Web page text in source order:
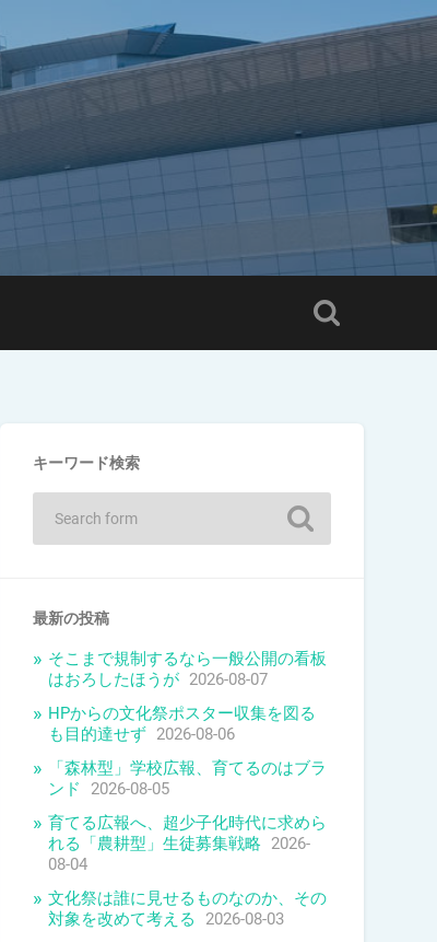
キーワード検索
最新の投稿
そこまで規制するなら一般公開の看板
はおろしたほうが 2026-08-07
HPからの文化祭ポスター収集を図る
も目的達せず 2026-08-06
「森林型」学校広報、育てるのはブラ
ンド
2026-08-05
育てる広報へ、超少子化時代に求めら
れる「農耕型」生徒募集戦略 2026-
08-04
文化祭は誰に見せるものなのか、その
対象を改めて考える
2026-08-03